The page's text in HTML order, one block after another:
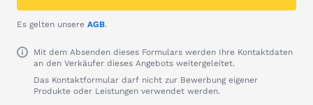
Es gelten unsere AGB.
Mit dem Absenden dieses Formulars werden Ihre Kontaktdaten
an den Verkäufer dieses Angebots weitergeleitet.
Das Kontaktformular darf nicht zur Bewerbung eigener
Produkte oder Leistungen verwendet werden.